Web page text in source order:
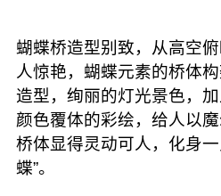
蝴蝶桥造型别致，从高空
人惊艳，蝴蝶元素的桥体
造型，绚丽的灯光景色，
颜色覆体的彩绘，给人以
桥体显得灵动可人，化身
蝶”。